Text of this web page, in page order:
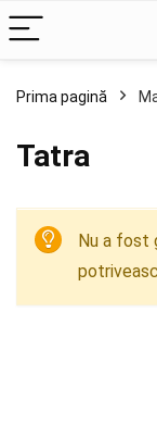
Prima pagină
Tatra
Nu a fost